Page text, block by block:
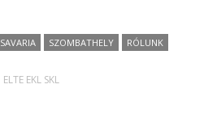
SAVARIA SZOMBATHELY RÓLUNK
ELTE EKL SKL